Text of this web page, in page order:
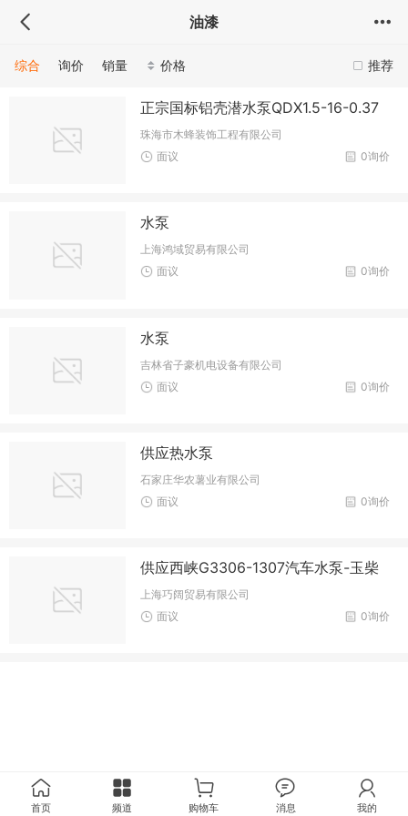
油漆
推荐
综合 询价 销量 价格
正宗国标铝壳潜水泵QDX1.5-16-0.37
珠海市木蜂装饰工程有限公司
0询价
面议
水泵
上海鸿域贸易有限公司
0询价
面议
水泵
吉林省子豪机电设备有限公司
0询价
面议
供应热水泵
石家庄华农薯业有限公司
0询价
面议
供应西峡G3306-1307汽车水泵-玉柴
上海巧阔贸易有限公司
0询价
面议
首页 频道 购物车 消息 我的